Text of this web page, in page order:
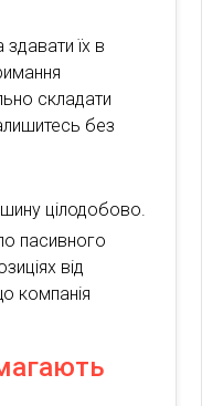
їх в
складати
без
цілодобово.
пасивного
від
компанія